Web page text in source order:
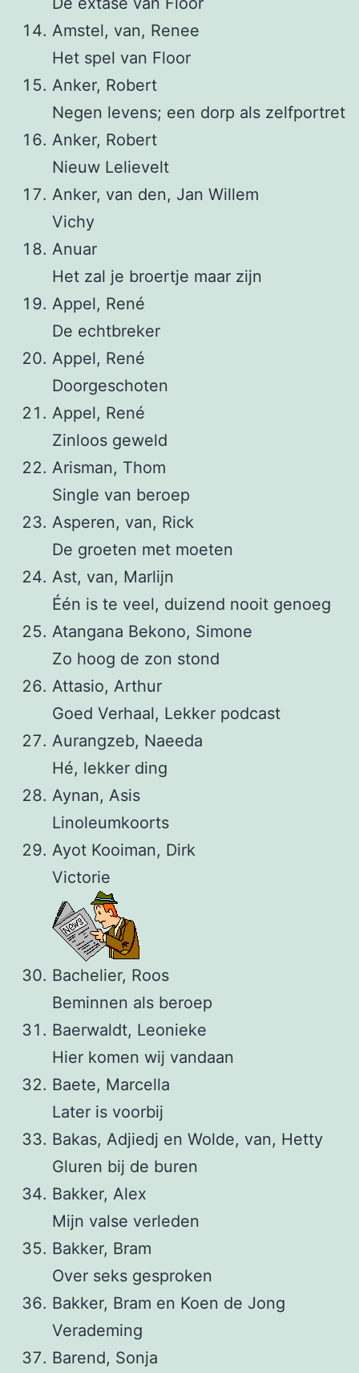
Amstel, van, Renee
Het spel van Floor
Anker, Robert
Negen levens; een dorp als zelfportret
Anker, Robert
Nieuw Lelievelt
Anker, van den, Jan Willem
Vichy
Anuar
Het zal je broertje maar zijn
Appel, René
De echtbreker
Appel, René
Doorgeschoten
Appel, René
Zinloos geweld
Arisman, Thom
Single van beroep
Asperen, van, Rick
De groeten met moeten
Ast, van, Marlijn
Één is te veel, duizend nooit genoeg
Atangana Bekono, Simone
Zo hoog de zon stond
Attasio, Arthur
Goed Verhaal, Lekker podcast
Aurangzeb, Naeeda
Hé, lekker ding
Aynan, Asis
Linoleumkoorts
Ayot Kooiman, Dirk
Victorie
Bachelier, Roos
Beminnen als beroep
Baerwaldt, Leonieke
Hier komen wij vandaan
Baete, Marcella
Later is voorbij
Bakas, Adjiedj en Wolde, van, Hetty
Gluren bij de buren
Bakker, Alex
Mijn valse verleden
Bakker, Bram
Over seks gesproken
Bakker, Bram en Koen de Jong
Verademing
Barend, Sonja